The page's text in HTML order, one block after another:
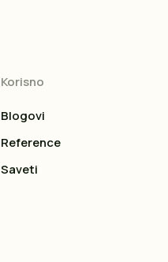
Korisno
Blogovi
Reference
Saveti